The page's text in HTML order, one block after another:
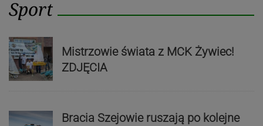
Sport
Mistrzowie świata z MCK Żywiec!
ZDJĘCIA
Bracia Szejowie ruszają po kolejne